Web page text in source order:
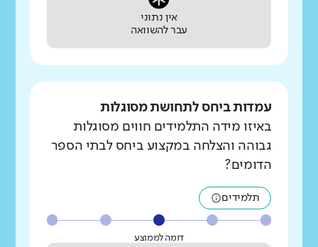
אין נתוני
עבר להשוואה
עמדות ביחס לתחושת מסוגלות
באיזו מידה התלמידים חווים מסוגלות
גבוהה והצלחה במקצוע ביחס לבתי הספר
הדומים?
תלמידים
דומה לממוצע